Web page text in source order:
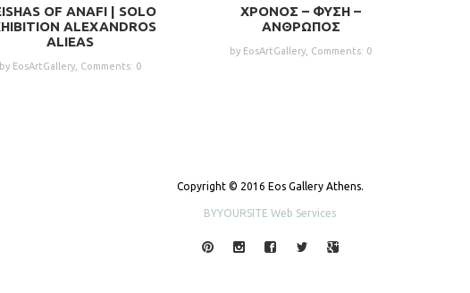
OF ANAFI | SOLO
ALEXANDROS
ALIEAS
by EosArtGallery, Comments: 0
ΧΡΟΝΟΣ – ΦΥΣΗ –
ΑΝΘΡΩΠΟΣ
by EosArtGallery, Comments: 0
Copyright © 2016 Eos Gallery Athens.
BYYOURSITE Web Services